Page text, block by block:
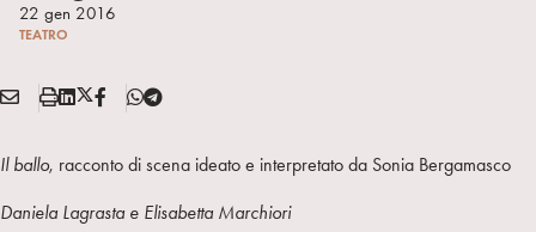
22 gen 2016
TEATRO
Condividi:
E
A
L
S
a
p
L
e
X
i
F
T
g
Il ballo, racconto di scena ideato e interpretato da Sonia Bergamasco
Daniela Lagrasta e Elisabetta Marchiori